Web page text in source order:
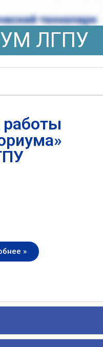
ЛГПУ
работы
»